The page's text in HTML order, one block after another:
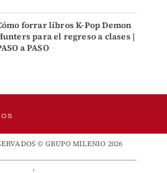
forrar libros K-Pop Demon
para el regreso a clases |
a PASO
© GRUPO MILENIO 2026